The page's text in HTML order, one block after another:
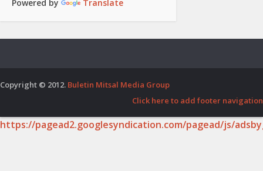
Powered by Translate
Copyright © 2012. Buletin Mitsal Media Group
Click here to add footer navigation
https://pagead2.googlesyndication.com/pagead/js/